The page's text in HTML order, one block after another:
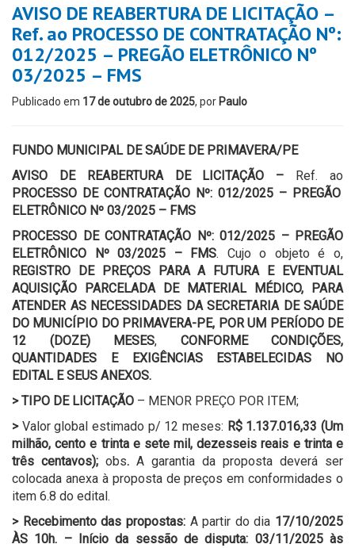
AVISO DE REABERTURA DE LICITAÇÃO –
Ref. ao PROCESSO DE CONTRATAÇÃO Nº:
012/2025 – PREGÃO ELETRÔNICO Nº
03/2025 – FMS
Publicado em 17 de outubro de 2025, por Paulo
FUNDO MUNICIPAL DE SAÚDE DE PRIMAVERA/PE
AVISO DE REABERTURA DE LICITAÇÃO – Ref. ao
PROCESSO DE CONTRATAÇÃO Nº: 012/2025 – PREGÃO
ELETRÔNICO Nº 03/2025 – FMS
PROCESSO DE CONTRATAÇÃO Nº: 012/2025 – PREGÃO
ELETRÔNICO Nº 03/2025 – FMS. Cujo o objeto é o,
REGISTRO DE PREÇOS PARA A FUTURA E EVENTUAL
AQUISIÇÃO
PARCELADA DEMATERIAL MÉDICO, PARA
ATENDER AS NECESSIDADES DA SECRETARIA DE SAÚDE
DO MUNICÍPIO DO PRIMAVERA-PE, POR UM PERÍODO DE
12 (DOZE) MESES, CONFORME CONDIÇÕES,
QUANTIDADES E EXIGÊNCIAS ESTABELECIDAS NO
EDITAL E SEUS ANEXOS.
> TIPO DE LICITAÇÃO – MENOR PREÇO POR ITEM;
>Valor global estimado p/ 12 meses: R$ 1.137.016,33 (Um
milhão, cento e trinta e sete mil, dezesseis reais e trinta e
três centavos); obs. A garantia da proposta deverá ser
colocada anexa à proposta de preços em conformidades o
item 6.8 do edital.
> Recebimento das propostas: A partir do dia 17/10/2025
ÀS 10h. – Início da sessão de disputa: 03/11/2025 às